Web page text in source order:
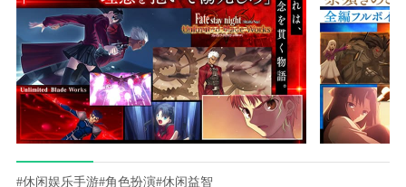
#休闲娱乐手游#角色扮演#休闲益智